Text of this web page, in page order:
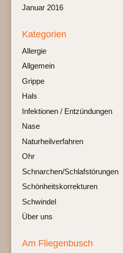
Januar 2016
Kategorien
Allergie
Allgemein
Grippe
Hals
Infektionen / Entzündungen
Nase
Naturheilverfahren
Ohr
Schnarchen/Schlafstörungen
Schönheitskorrekturen
Schwindel
Über uns
Am Fliegenbusch